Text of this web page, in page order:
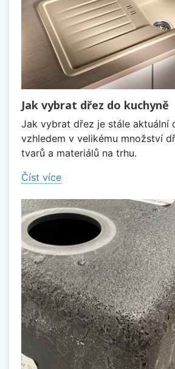
Jak vybrat dřez do kuchyně
Jak vybrat dřez je stále aktuální
vzhledem v velikému množství
tvarů a materiálů na trhu.
Číst více